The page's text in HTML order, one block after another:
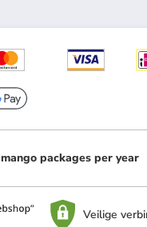
packages per year
Veilige